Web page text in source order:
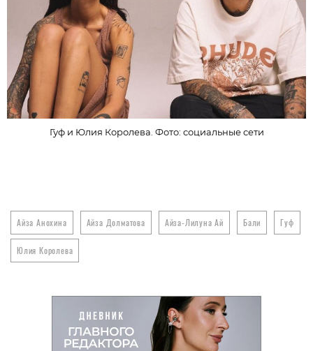
Гуф и Юлия Королева. Фото: социальные сети
Айза Анохина Айза Долматова Айза-Лилуна Ай Бали Гуф
Юлия Королева